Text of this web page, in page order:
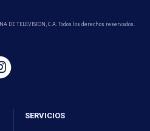
DE TELEVISION, C.A. Todos los derechos reservados.
SERVICIOS